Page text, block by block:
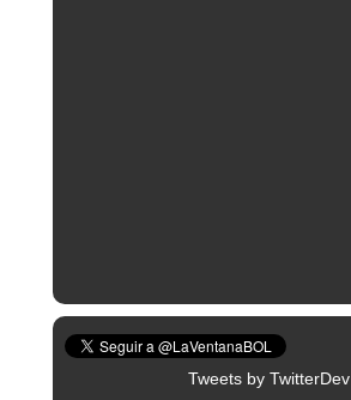
Tweets by TwitterDev